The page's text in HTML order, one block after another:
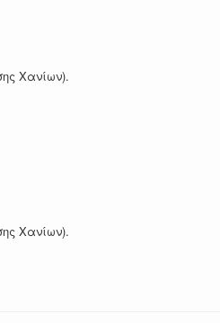
Χανίων).
Χανίων).